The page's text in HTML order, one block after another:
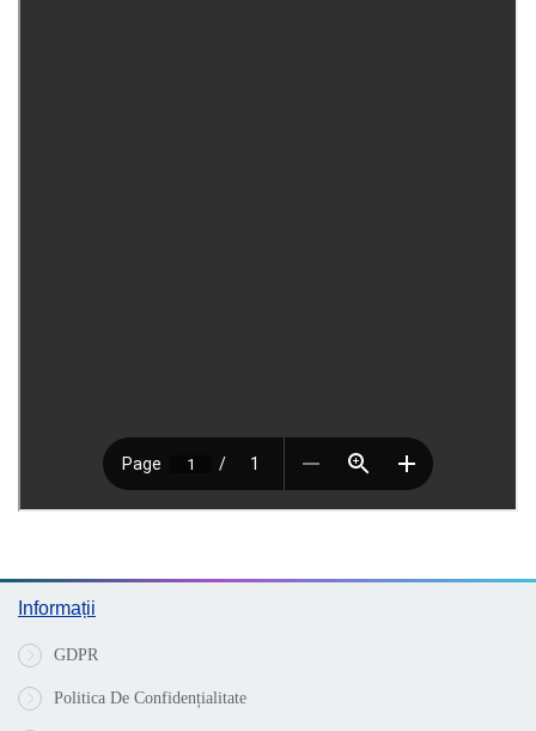
Informații
GDPR
Politica De Confidențialitate